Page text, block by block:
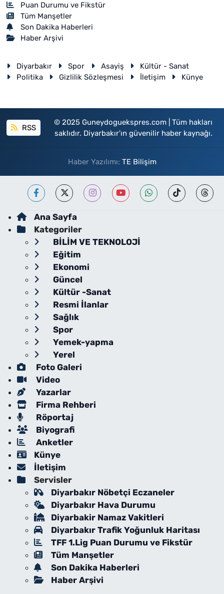
Puan Durumu ve Fikstür
Tüm Manşetler
Son Dakika Haberleri
Haber Arşivi
Diyarbakır Spor Asayiş
Kültür - Sanat
Politika
Gizlilik Sözleşmesi İletişim Künye
RSS
© 2025 Guneydoguekspres.com | Tüm hakları
saklıdır. Diyarbakır'ın güvenilir haber kaynağı.
Haber Yazılımı: TE Bilişim
Ana Sayfa
Kategoriler
BİLİM VE TEKNOLOJİ
Eğitim
Ekonomi
Güncel
Kültür -Sanat
Resmi İlanlar
Sağlık
Spor
Yemek-yapma
Yerel
Foto Galeri
Video
Yazarlar
Firma Rehberi
Röportaj
Biyografi
Anketler
Künye
İletişim
Servisler
Diyarbakır Nöbetçi Eczaneler
Diyarbakır Hava Durumu
Diyarbakir Namaz Vakitleri
Diyarbakır Trafik Yoğunluk Haritası
TFF 1.Lig Puan Durumu ve Fikstür
Tüm Manşetler
Son Dakika Haberleri
Haber Arşivi